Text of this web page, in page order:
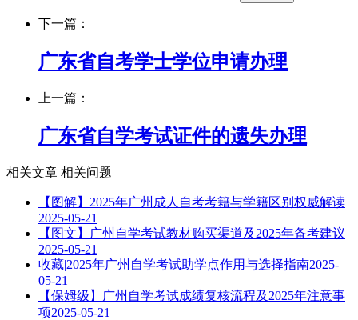
下一篇：
广东省自考学士学位申请办理
上一篇：
广东省自学考试证件的遗失办理
相关文章 相关问题
【图解】2025年广州成人自考考籍与学籍区别权威解读
2025-05-21
【图文】广州自学考试教材购买渠道及2025年备考建议
2025-05-21
收藏|2025年广州自学考试助学点作用与选择指南2025-
05-21
【保姆级】广州自学考试成绩复核流程及2025年注意事
项2025-05-21